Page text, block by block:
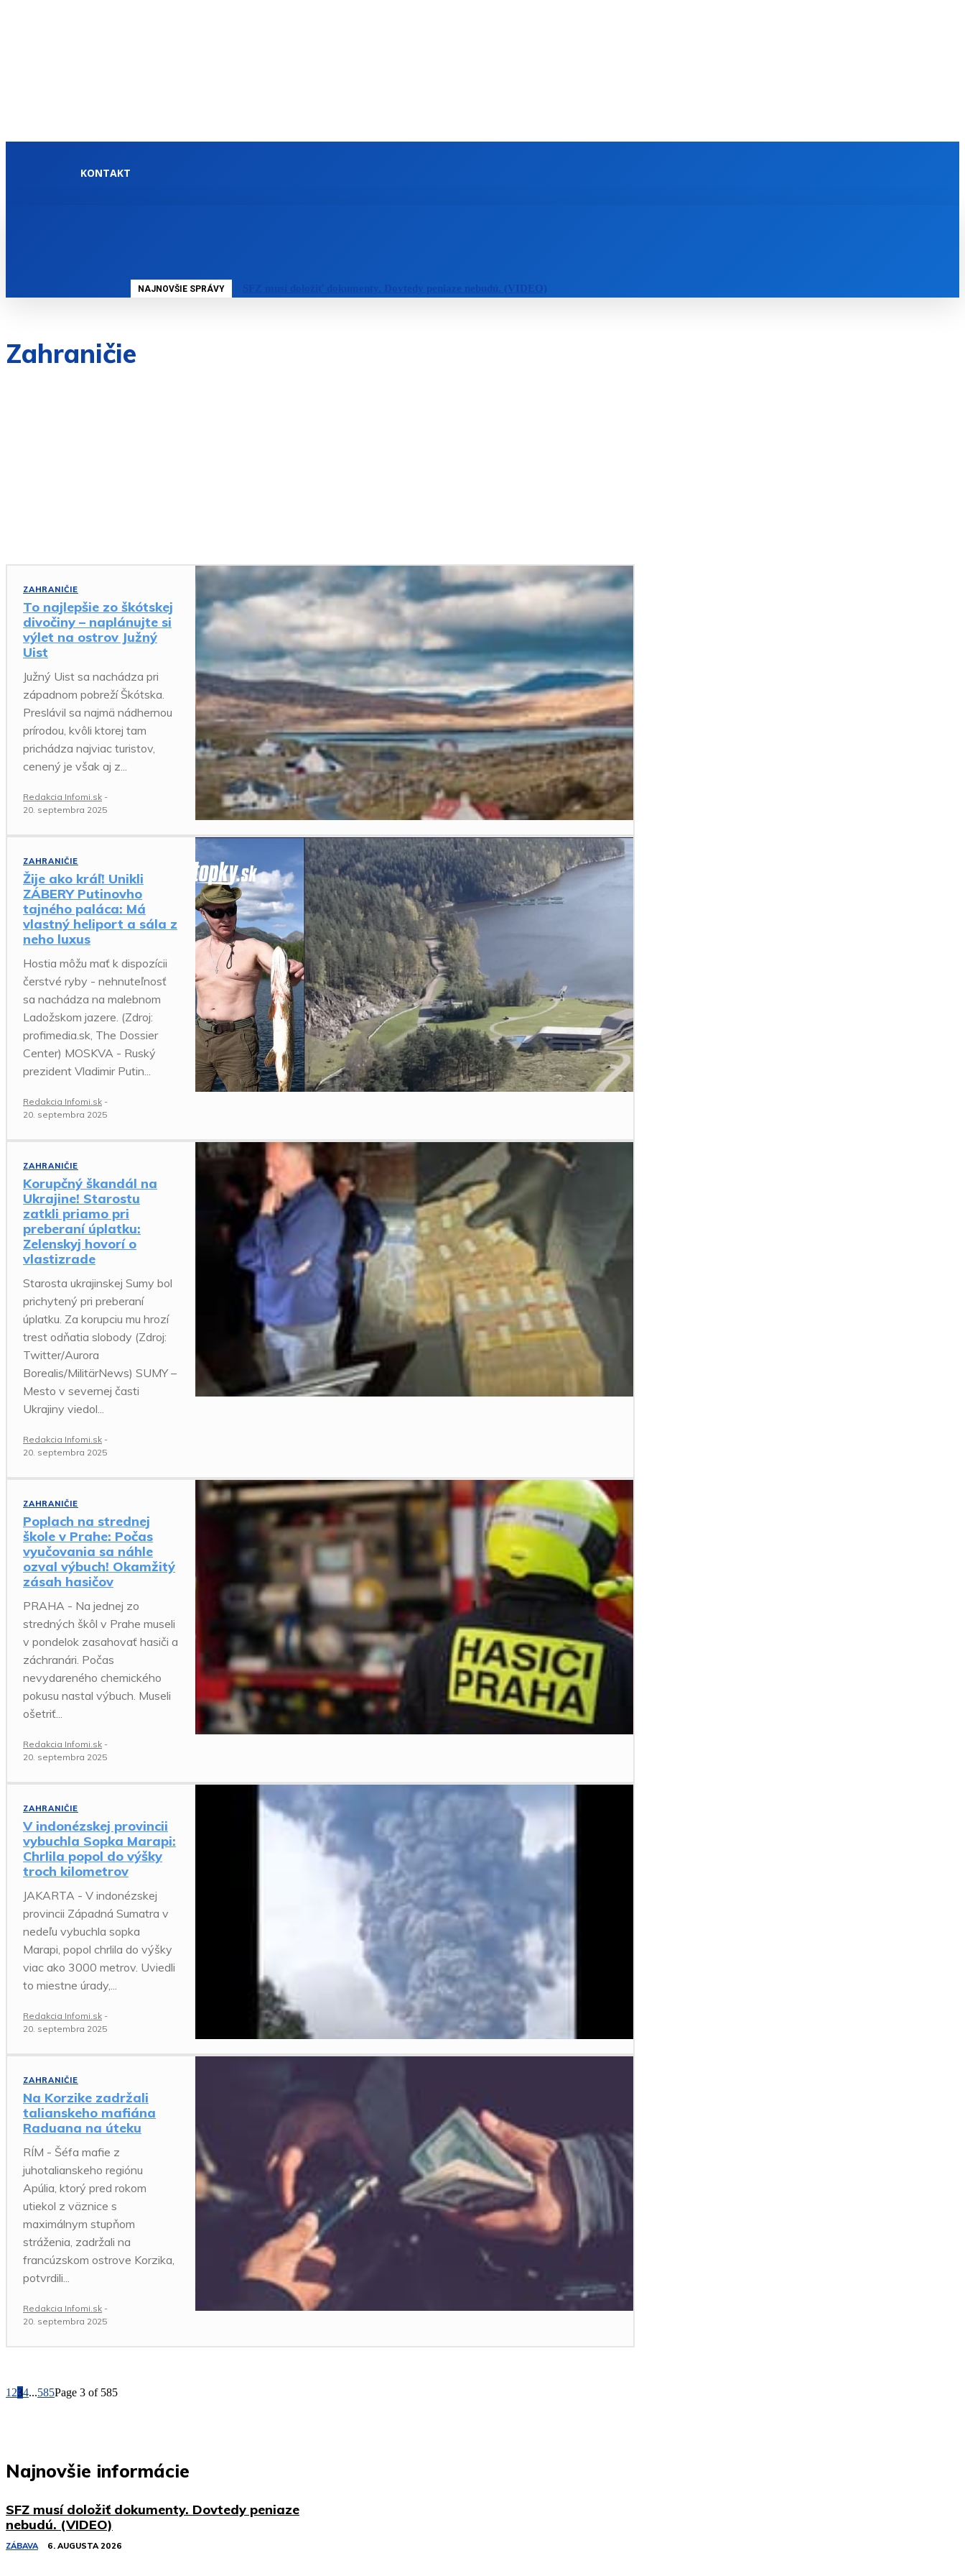
KONTAKT
NAJNOVŠIE SPRÁVY SFZ musí doložiť dokumenty. Dovtedy peniaze nebudú. (VIDEO)
Zahraničie
ZAHRANIČIE
To najlepšie zo škótskej
divočiny – naplánujte si
výlet na ostrov Južný
Uist
Južný Uist sa nachádza pri
západnom pobreží Škótska.
Preslávil sa najmä nádhernou
prírodou, kvôli ktorej tam
prichádza najviac turistov,
cenený je však aj z...
Redakcia Infomi.sk -
20. septembra 2025
ZAHRANIČIE
Žije ako kráľ! Unikli
ZÁBERY Putinovho
tajného paláca: Má
vlastný heliport a sála z
neho luxus
Hostia môžu mať k dispozícii
čerstvé ryby - nehnuteľnosť
sa nachádza na malebnom
Ladožskom jazere. (Zdroj:
profimedia.sk, The Dossier
Center) MOSKVA - Ruský
prezident Vladimir Putin...
Redakcia Infomi.sk -
20. septembra 2025
ZAHRANIČIE
Korupčný škandál na
Ukrajine! Starostu
zatkli priamo pri
preberaní úplatku:
Zelenskyj hovorí o
vlastizrade
Starosta ukrajinskej Sumy bol
prichytený pri preberaní
úplatku. Za korupciu mu hrozí
trest odňatia slobody (Zdroj:
Twitter/Aurora
Borealis/MilitärNews) SUMY –
Mesto v severnej časti
Ukrajiny viedol...
Redakcia Infomi.sk -
20. septembra 2025
ZAHRANIČIE
Poplach na strednej
škole v Prahe: Počas
vyučovania sa náhle
ozval výbuch! Okamžitý
zásah hasičov
PRAHA - Na jednej zo
stredných škôl v Prahe museli
v pondelok zasahovať hasiči a
záchranári. Počas
nevydareného chemického
pokusu nastal výbuch. Museli
ošetriť...
Redakcia Infomi.sk -
20. septembra 2025
ZAHRANIČIE
V indonézskej provincii
vybuchla Sopka Marapi:
Chrlila popol do výšky
troch kilometrov
JAKARTA - V indonézskej
provincii Západná Sumatra v
nedeľu vybuchla sopka
Marapi, popol chrlila do výšky
viac ako 3000 metrov. Uviedli
to miestne úrady,...
Redakcia Infomi.sk -
20. septembra 2025
ZAHRANIČIE
Na Korzike zadržali
talianskeho mafiána
Raduana na úteku
RÍM - Šéfa mafie z
juhotalianskeho regiónu
Apúlia, ktorý pred rokom
utiekol z väznice s
maximálnym stupňom
stráženia, zadržali na
francúzskom ostrove Korzika,
potvrdili...
Redakcia Infomi.sk -
20. septembra 2025
1 234...585Page 3 of 585
Najnovšie informácie
SFZ musí doložiť dokumenty. Dovtedy peniaze
nebudú. (VIDEO)
ZÁBAVA 6. AUGUSTA 2026